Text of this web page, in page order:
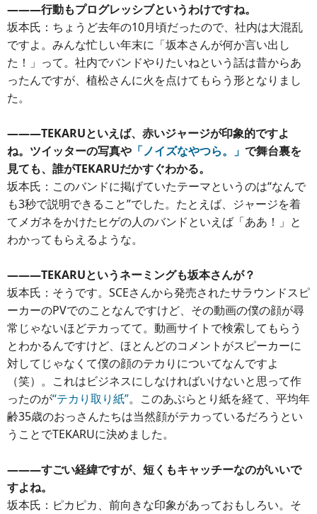
―――行動もプログレッシブというわけですね。
坂本氏：ちょうど去年の10月頃だったので、社内は大混乱
ですよ。みんな忙しい年末に「坂本さんが何か言い出し
た！」って。社内でバンドやりたいねという話は昔からあ
ったんですが、植松さんに火を点けてもらう形となりまし
た。
―――TEKARUといえば、赤いジャージが印象的ですよ
ね。ツイッターの写真や 「ノイズなやつら。」 で舞台裏を
見ても、誰がTEKARUだかすぐわかる。
坂本氏：このバンドに掲げていたテーマというのは“なんで
も3秒で説明できること”でした。たとえば、ジャージを着
てメガネをかけたヒゲの人のバンドといえば「ああ！」と
わかってもらえるような。
―――TEKARUというネーミングも坂本さんが？
坂本氏：そうです。SCEさんから発売されたサラウンドスピ
ーカーのPVでのことなんですけど、その動画の僕の顔が尋
常じゃないほどテカってて。動画サイトで検索してもらう
とわかるんですけど、ほとんどのコメントがスピーカーに
対してじゃなくて僕の顔のテカりについてなんですよ
（笑）。これはビジネスにしなければいけないと思って作
ったのが“テカり取り紙”。このあぶらとり紙を経て、平均年
齢35歳のおっさんたちは当然顔がテカっているだろうとい
うことでTEKARUに決めました。
―――すごい経緯ですが、短くもキャッチーなのがいいで
すよね。
坂本氏：ピカピカ、前向きな印象があっておもしろい。そ